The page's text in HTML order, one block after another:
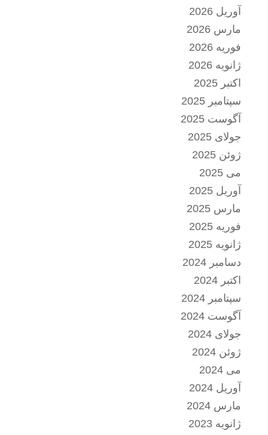
آوریل 2026
مارس 2026
فوریه 2026
ژانویه 2026
اکتبر 2025
سپتامبر 2025
آگوست 2025
جولای 2025
ژوئن 2025
می 2025
آوریل 2025
مارس 2025
فوریه 2025
ژانویه 2025
دسامبر 2024
اکتبر 2024
سپتامبر 2024
آگوست 2024
جولای 2024
ژوئن 2024
می 2024
آوریل 2024
مارس 2024
ژانویه 2023